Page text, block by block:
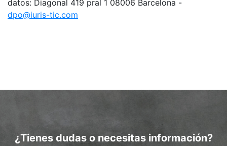
datos: Diagonal 419 pral 1 08006 Barcelona -
dpo@iuris-tic.com
¿Tienes dudas o necesitas información?